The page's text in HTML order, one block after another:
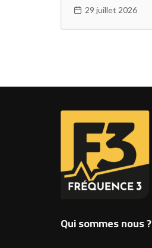
29 juillet 2026
Qui sommes nous ?